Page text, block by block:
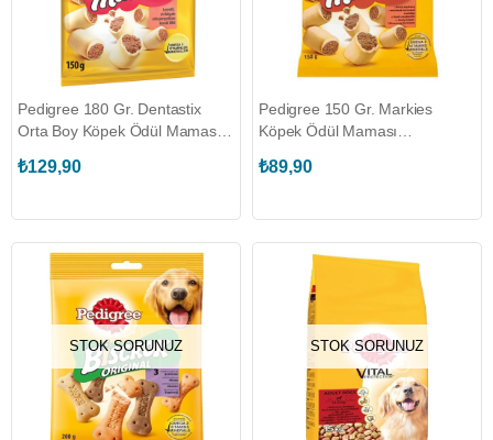
Pedigree 180 Gr. Dentastix
Orta Boy Köpek Ödül Maması
₺129,90
Pedigree 150 Gr. Markies
Köpek Ödül Maması
₺89,90
STOK SORUNUZ STOK SORUNUZ